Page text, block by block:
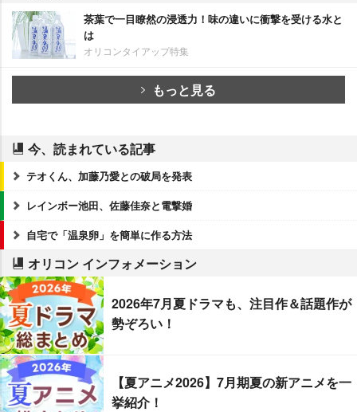
茶葉で一目瞭然の浸透力！味の違いに衝撃を受ける水と
は
オリコンタイアップ特集
もっと見る
今、読まれている記事
テオくん、加藤乃愛との破局を発表
レインボー池田、佐藤佳奈と電撃婚
自宅で「温泉卵」を簡単に作る方法
オリコン インフォメーション
2026年7月夏ドラマも、注目作＆話題作が
勢ぞろい！
【夏アニメ2026】7月期夏の新アニメを一
挙紹介！